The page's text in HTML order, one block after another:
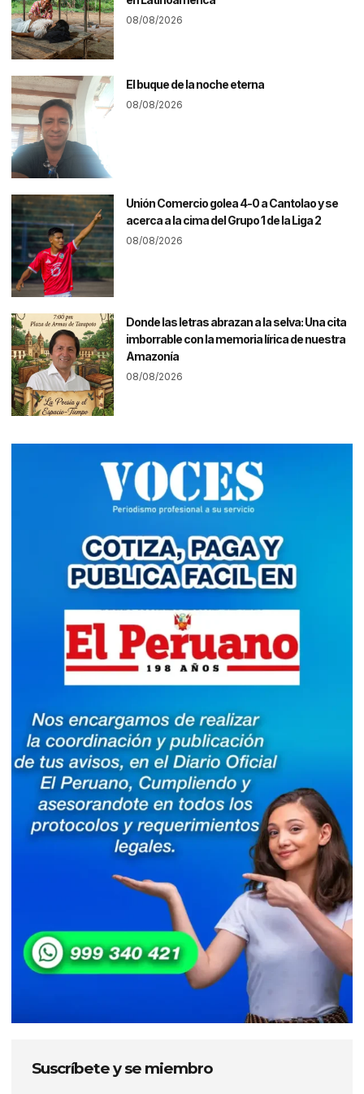
08/08/2026
El buque de la noche eterna
08/08/2026
Unión Comercio golea 4-0 a Cantolao y se
acerca a la cima del Grupo 1 de la Liga 2
08/08/2026
Donde las letras abrazan a la selva: Una cita
imborrable con la memoria lírica de nuestra
Amazonía
08/08/2026
Suscríbete y se miembro